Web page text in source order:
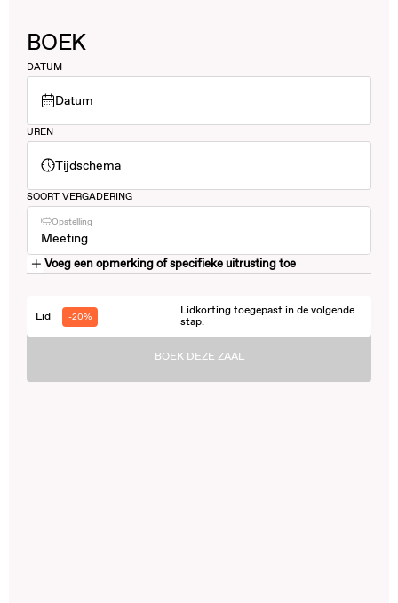
BOEK
DATUM
Datum
UREN
Tijdschema
SOORT VERGADERING
Opstelling
Meeting
Voeg een opmerking of specifieke uitrusting toe
Lid -20%
Lidkorting toegepast in de volgende
stap.
BOEK DEZE ZAAL